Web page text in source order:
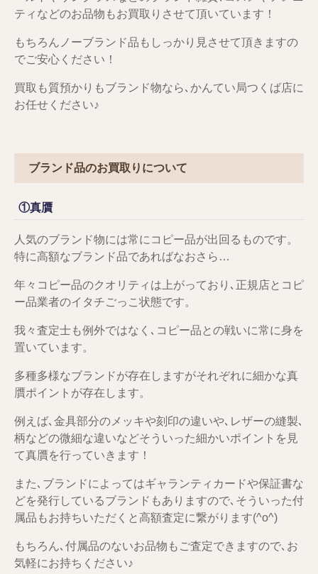
ティなどのお品物もお買取りさせて頂いています！
もちろんノーブランド品もしっかり見させて頂きますの
でご安心ください！
買取も質預かりもブランド物なら､かんてい局つくば店に
お任せください♪
ブランド品のお買取りについて
①真贋
人気のブランド物には常にコピー品が出回るものです。
特に高額なブランド品であればなおさら…
年々コピー品のクオリティは上がっており､正規店とコピ
ー品業者のイタチごっこ状態です。
我々査定士も例外ではなく､コピー品との戦いに常に身を
置いています。
多種多様なブランドが存在しますがそれぞれに細かな真
贋ポイントが存在します。
例えば､金具部分のメッキや刻印の違いや､レザーの縫製､
柄などの微細な違いなどそういった細かいポイントを見
て真贋を行っていきます！
また､ブランドによってはギャランティカードや保証書な
どを発行しているブランドもありますので､そういった付
属品もお持ちいただくと高額査定に繋がります(^o^)
もちろん､付属品のないお品物もご査定できますので､お
気軽にお持ちください♪